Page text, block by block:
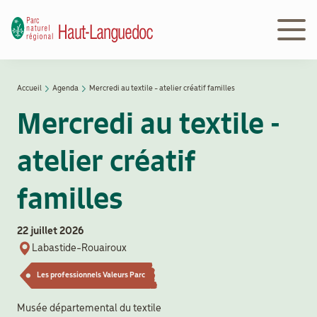
contenu
principal
Découvrir
Le
en
action
Le
Parc
vous
d'Ariane
Accueil Agenda Mercredi au textile - atelier créatif familles
Mercredi au textile -
atelier créatif
familles
22 juillet 2026
Labastide-Rouairoux
Les professionnels Valeurs Parc
Musée départemental du textile